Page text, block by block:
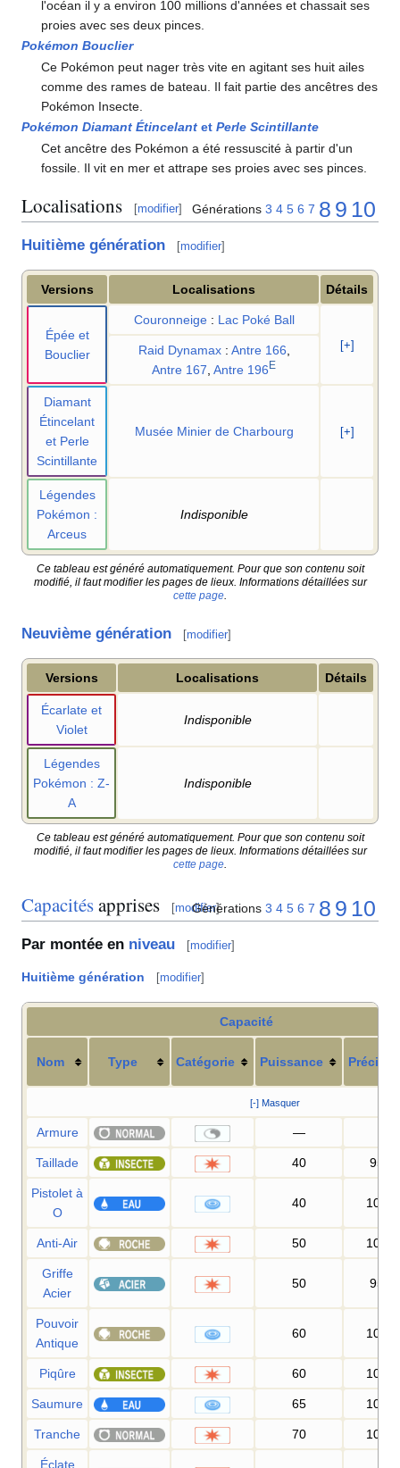
l'océan il y a environ 100 millions d'années et chassait ses
proies avec ses deux pinces.
Pokémon Bouclier
Ce Pokémon peut nager très vite en agitant ses huit ailes
comme des rames de bateau. Il fait partie des ancêtres des
Pokémon Insecte.
Pokémon Diamant Étincelant et Perle Scintillante
Cet ancêtre des Pokémon a été ressuscité à partir d'un
fossile. Il vit en mer et attrape ses proies avec ses pinces.
Localisations [modifier] Générations 3 4 5 6 7 8 9 10
Huitième génération [modifier]
Versions Localisations Détails
Épée et
Bouclier
Couronneige : Lac Poké Ball
[+]
Raid Dynamax : Antre 166,
Antre 167, Antre 196 E
Diamant
Étincelant
et Perle
Scintillante
Musée Minier de Charbourg [+]
Légendes
Pokémon :
Arceus
Indisponible
Ce tableau est généré automatiquement. Pour que son contenu soit
modifié, il faut modifier les pages de lieux. Informations détaillées sur
cette page
Neuvième génération [modifier]
Versions Localisations Détails
Écarlate et
Violet
Indisponible
Légendes
Pokémon : Z-
A
Indisponible
Ce tableau est généré automatiquement. Pour que son contenu soit
modifié, il faut modifier les pages de lieux. Informations détaillées sur
cette page
Capacitésapprises [modifier]
Générations 3 4 5 6 7 8 9 10
Par montée en niveau [modifier]
Huitième génération [modifier]
Capacité
Nom Type Catégorie Puissance
[-] Masquer
Armure —
Taillade 40 95
Pistolet à
O
40 100
Anti-Air 50 100
Griffe
Acier
50 95
Pouvoir
Antique
60 100
Piqûre 60 100
Saumure 65 100
Tranche 70 100
Éclate